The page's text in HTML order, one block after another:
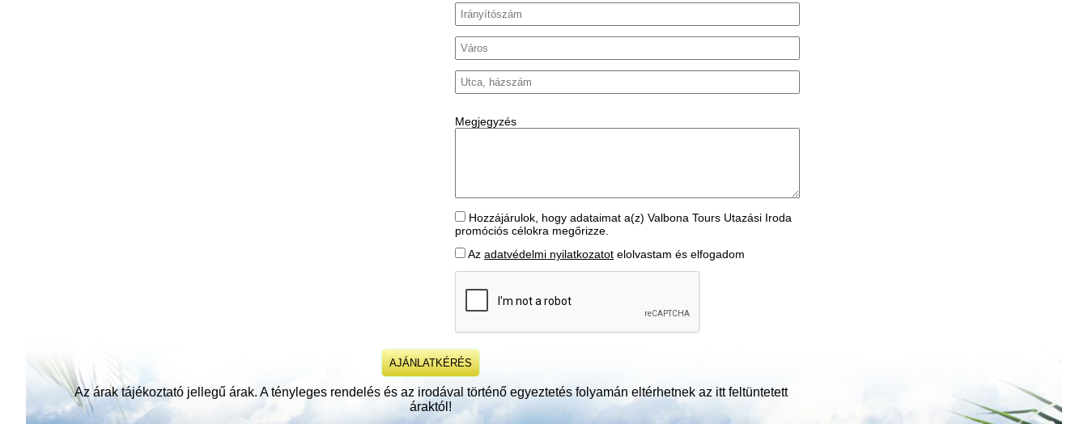
Megjegyzés
Hozzájárulok, hogy adataimat a(z) Valbona Tours Utazási Iroda
promóciós célokra megőrizze.
Azadatvédelmi nyilatkozatot elolvastam és elfogadom
Az árak tájékoztató jellegű árak. A tényleges rendelés és az irodával történő egyeztetés folyamán eltérhetnek az itt feltüntetett
áraktól!